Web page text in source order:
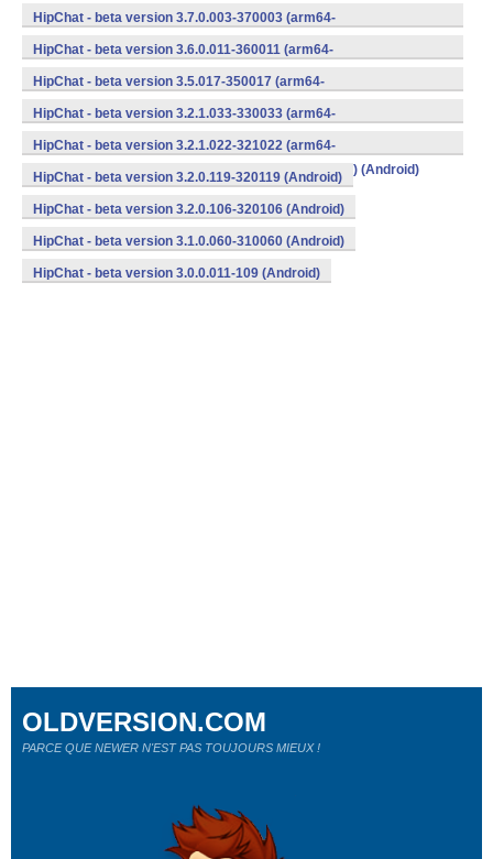
HipChat - beta version 3.7.0.003-370003 (arm64-
v8a,armeabi,armeabi-v7a,mips,mips64,x86,x86_64) (Android)
HipChat - beta version 3.6.0.011-360011 (arm64-
v8a,armeabi,armeabi-v7a,mips,mips64,x86,x86_64) (Android)
HipChat - beta version 3.5.017-350017 (arm64-
v8a,armeabi,armeabi-v7a,mips,mips64,x86,x86_64) (Android)
HipChat - beta version 3.2.1.033-330033 (arm64-
v8a,armeabi,armeabi-v7a,mips,mips64,x86,x86_64) (Android)
HipChat - beta version 3.2.1.022-321022 (arm64-
v8a,armeabi,armeabi-v7a,mips,mips64,x86,x86_64) (Android)
HipChat - beta version 3.2.0.119-320119 (Android)
HipChat - beta version 3.2.0.106-320106 (Android)
HipChat - beta version 3.1.0.060-310060 (Android)
HipChat - beta version 3.0.0.011-109 (Android)
OLDVERSION.COM
PARCE QUE NEWER N'EST PAS TOUJOURS MIEUX !